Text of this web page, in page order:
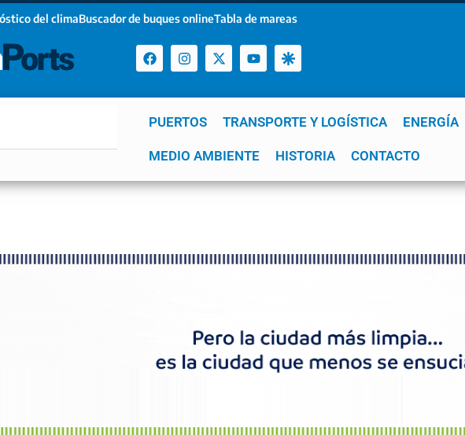
del climaBuscador de buques onlineTabla de mareas
PUERTOS TRANSPORTE Y LOGÍSTICA ENERGÍA
MEDIO AMBIENTE HISTORIA CONTACTO
YPF GNL Mar del Plata Patagonia Quequén
Newsletter!
y políticas de